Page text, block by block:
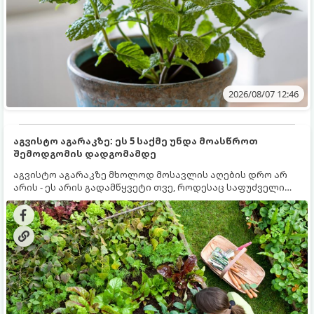
2026/08/07 12:46
აგვისტო აგარაკზე: ეს 5 საქმე უნდა მოასწროთ
შემოდგომის დადგომამდე
აგვისტო აგარაკზე მხოლოდ მოსავლის აღების დრო არ
არის - ეს არის გადამწყვეტი თვე, როდესაც საფუძველი
ეყრება მომავალი წლის მოსავალს და ბაღი მზადდება
შემოდგომა-ზამთრის სეზონისთვის. იმისათვის, რომ
ნიადაგმა ენერგია აღიდგინოს, ხოლო მცენარეებმა
ზამთარს გაუძლონ, აგვისტოს ბოლომდე 5
მნიშვნელოვანი საქმის გაკეთება უნდა მოასწროთ: